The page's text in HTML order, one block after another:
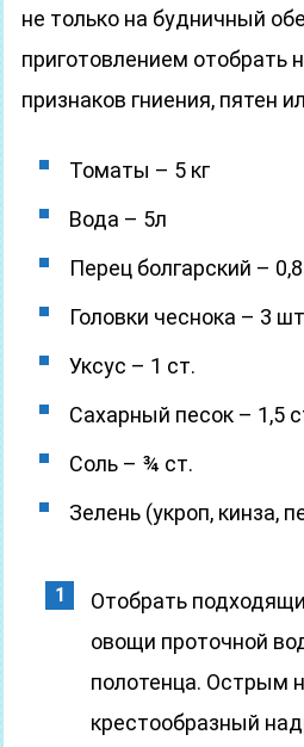
не только на будничный
приготовлением отобрать
признаков гниения, пятен
Томаты – 5 кг
Вода – 5л
Перец болгарский – 0,8
Головки чеснока – 3
Уксус – 1 ст.
Сахарный песок – 1,5
Соль – ¾ ст.
Зелень (укроп, кинза,
Отобрать
овощи проточной
полотенца. Острым
крестообразный